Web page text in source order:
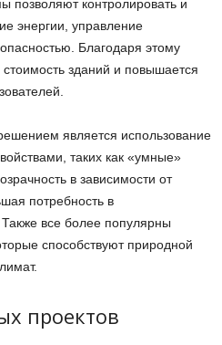
позволяют контролировать и
энергии, управление
Благодаря этому
зданий и повышается
является использование
таких как «умные»
в зависимости от
потребность в
все более популярны
способствуют природной
проектов